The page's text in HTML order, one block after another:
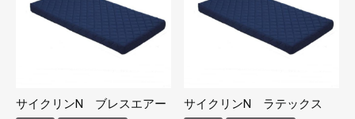
サイクリンN ブレスエアー サイクリンN ラテックス